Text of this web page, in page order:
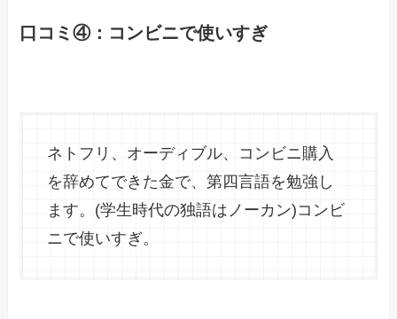
口コミ④：コンビニで使いすぎ
ネトフリ、オーディブル、コンビニ購入
を辞めてできた金で、第四言語を勉強し
ます。(学生時代の独語はノーカン)コンビ
ニで使いすぎ。